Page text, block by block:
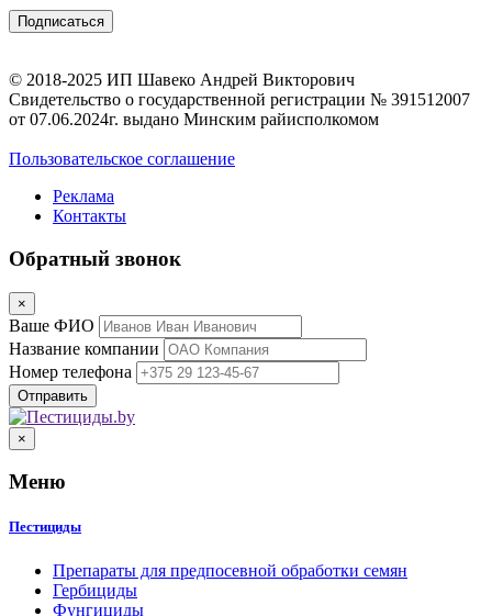
© 2018-2025 ИП Шавеко Андрей Викторович
Свидетельство о государственной регистрации № 391512007
от 07.06.2024г. выдано Минским райисполкомом
Пользовательское соглашение
Реклама
Контакты
Обратный звонок
×
Ваше ФИО
Название компании
Номер телефона
×
Меню
Пестициды
Препараты для предпосевной обработки семян
Гербициды
Фунгициды